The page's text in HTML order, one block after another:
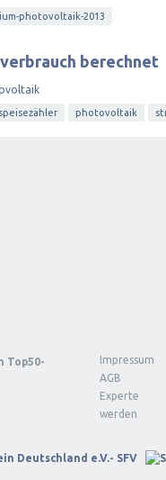
photovoltaik-2013
berechnet
photovoltaik
Top50-
Impressum
AGB
Experte
werden